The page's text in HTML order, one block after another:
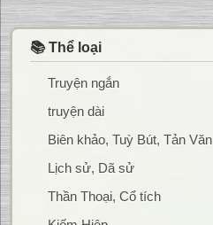
📚 Thể loại
Truyện ngắn
truyện dài
Biên khảo, Tuỳ Bút, Tản Văn
Lịch sử, Dã sử
Thần Thoại, Cổ tích